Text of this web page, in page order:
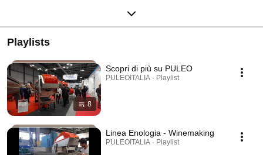
Playlists
8
Scopri di più su PULEO
PULEOITALIA · Playlist
Linea Enologia - Winemaking
PULEOITALIA · Playlist